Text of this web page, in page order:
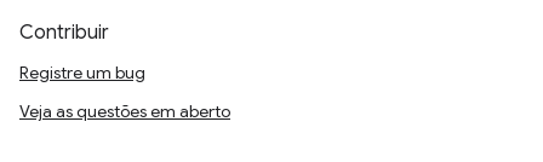
Contribuir
Registre um bug
Veja as questões em aberto